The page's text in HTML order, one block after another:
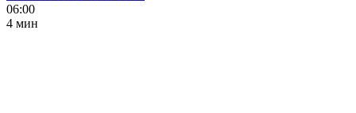
06:00
4 мин